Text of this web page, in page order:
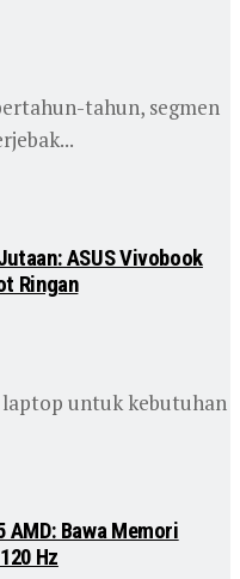
tahun, segmen
ASUS Vivobook
Ringan
untuk kebutuhan
AMD: Bawa Memori
Hz